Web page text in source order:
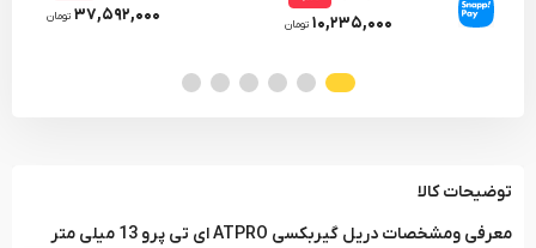
۱۰,۲۳۵,۰۰۰ تومان ۳۷,۵۹۲,۰۰۰ تومان
توضیحات کالا
معرفی ومشخصات دریل گیربکسی ATPRO ای تی پرو 13 میلی متر